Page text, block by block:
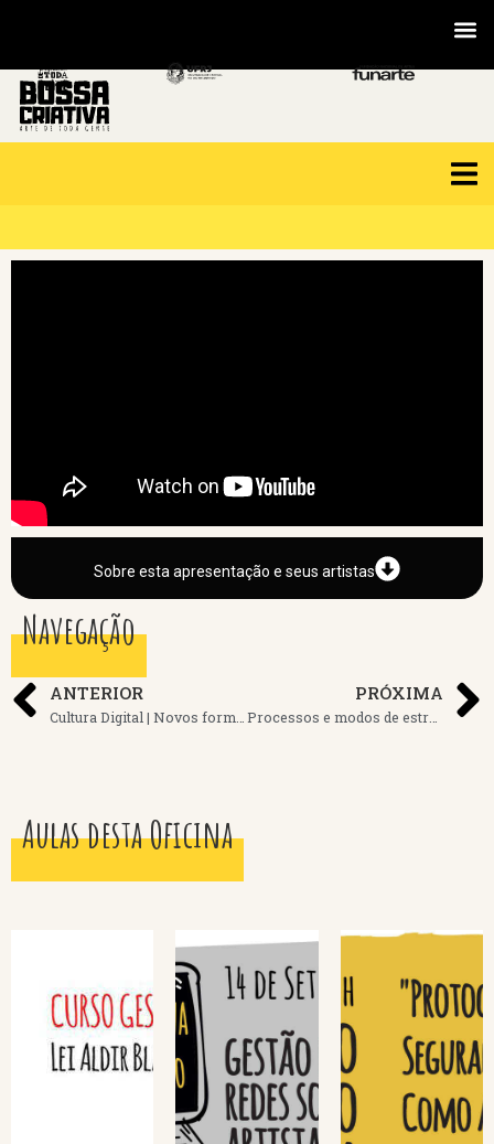
Sobre esta apresentação e seus artistas
Navegação
ANTERIOR PRÓXIMA
Processos e modos de estruturação da produção cultural em tempos de restrição
Aulas desta Oficina